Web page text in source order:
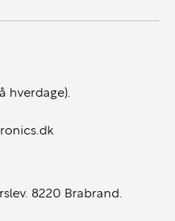
professionel
til erhverv og daglig
hverdage).
8220 Brabrand.